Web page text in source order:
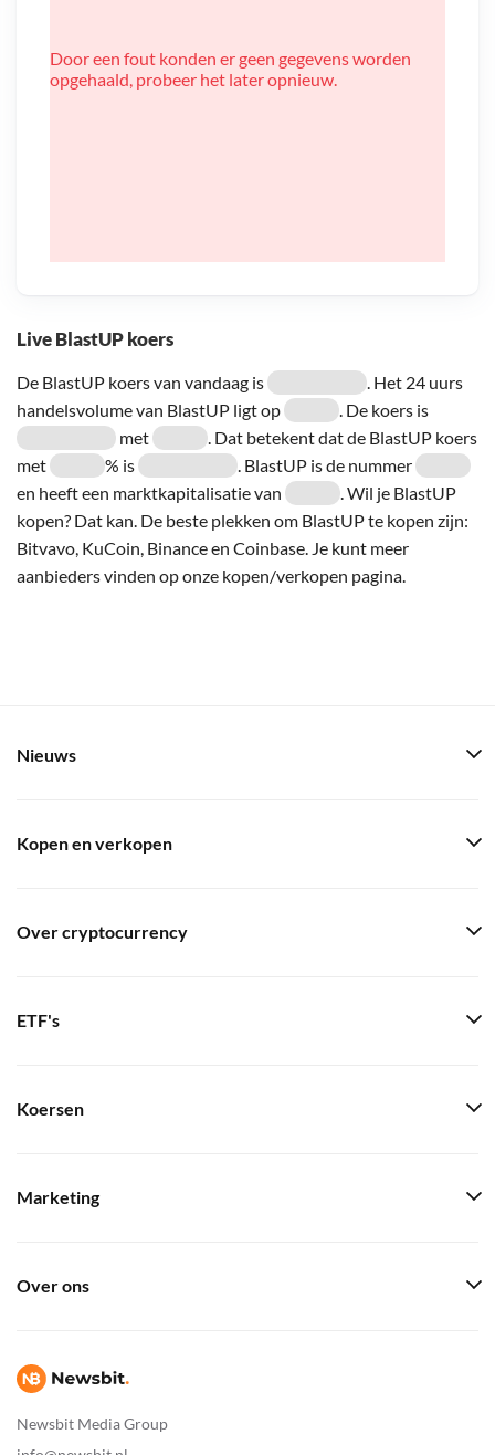
Live BlastUP koers
De BlastUP koers van vandaag is
. Het 24 uurs
handelsvolume van BlastUP ligt op
. De koers is
met
. Dat betekent dat de BlastUP koers
met
% is
. BlastUP is de nummer
en heeft een marktkapitalisatie van
. Wil je BlastUP
kopen? Dat kan. De beste plekken om BlastUP te kopen zijn:
Bitvavo, KuCoin, Binance en Coinbase. Je kunt meer
aanbieders vinden op onze kopen/verkopen pagina.
Door een fout konden er geen gegevens worden
opgehaald, probeer het later opnieuw.
Newsbit Media Group
Nieuws
Kopen en verkopen
Over cryptocurrency
ETF's
Koersen
Marketing
Over ons